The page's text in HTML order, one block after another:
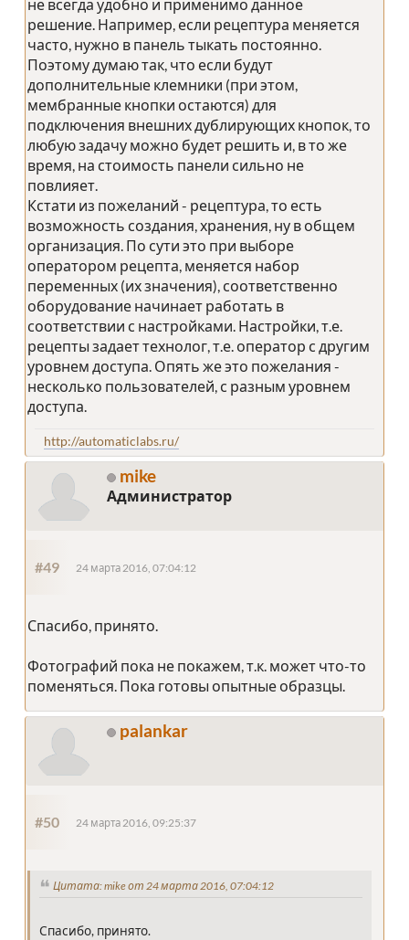
не всегда удобно и применимо данное
решение. Например, если рецептура меняется
часто, нужно в панель тыкать постоянно.
Поэтому думаю так, что если будут
дополнительные клемники (при этом,
мембранные кнопки остаются) для
подключения внешних дублирующих кнопок, то
любую задачу можно будет решить и, в то же
время, на стоимость панели сильно не
повлияет.
Кстати из пожеланий - рецептура, то есть
возможность создания, хранения, ну в общем
организация. По сути это при выборе
оператором рецепта, меняется набор
переменных (их значения), соответственно
оборудование начинает работать в
соответствии с настройками. Настройки, т.е.
рецепты задает технолог, т.е. оператор с другим
уровнем доступа. Опять же это пожелания -
несколько пользователей, с разным уровнем
доступа.
http://automaticlabs.ru/
mike
Администратор
#49 24 марта 2016, 07:04:12
Спасибо, принято.
Фотографий пока не покажем, т.к. может что-то
поменяться. Пока готовы опытные образцы.
palankar
#50 24 марта 2016, 09:25:37
Цитата: mike от 24 марта 2016, 07:04:12
Спасибо, принято.